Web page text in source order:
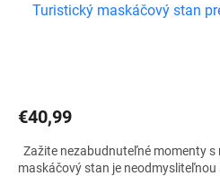
Turistický maskáčový stan
€40,99
Zažite nezabudnuteľné momenty
maskáčový stan je